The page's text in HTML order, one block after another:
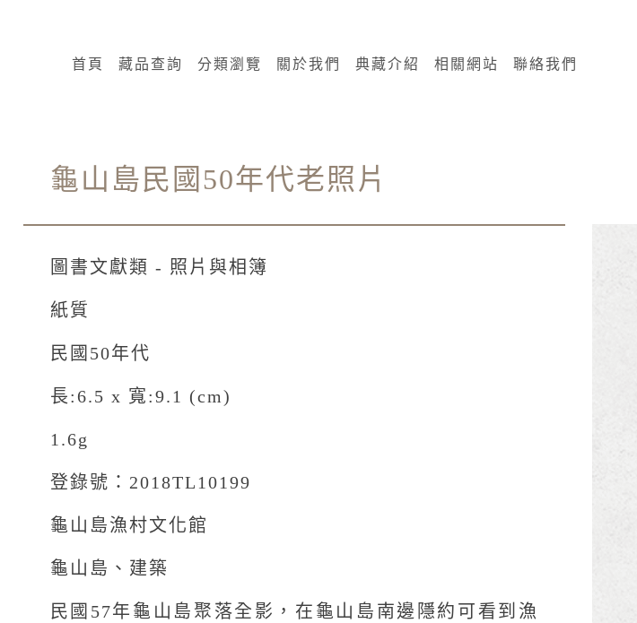
首頁 藏品查詢 分類瀏覽 關於我們 典藏介紹 相關網站 聯絡我們
龜山島民國50年代老照片
圖書文獻類 - 照片與相簿
紙質
民國50年代
長:6.5 x 寬:9.1 (cm)
1.6g
登錄號：2018TL10199
龜山島漁村文化館
龜山島、建築
民國57年龜山島聚落全影，在龜山島南邊隱約可看到漁